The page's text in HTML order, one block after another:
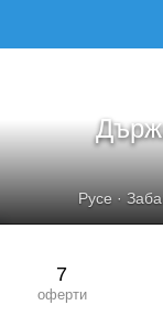
Русе ·
7
оферти